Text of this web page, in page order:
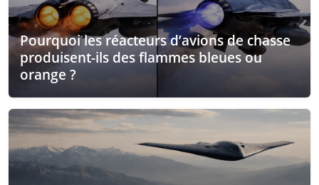
Pourquoi les réacteurs d’avions de chasse
produisent-ils des flammes bleues ou
orange ?